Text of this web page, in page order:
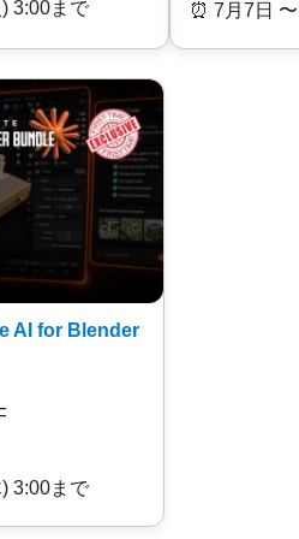
3:00まで
⏰️ 7月7日
AI for Blender
3:00まで